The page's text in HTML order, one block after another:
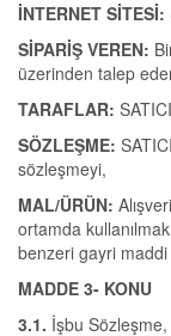
İNTERNET SİTESİ:
SİPARİŞ VEREN:
üzerinden talep
TARAFLAR:
SÖZLEŞME:
sözleşmeyi,
MAL/ÜRÜN:
ortamda
benzeri gayri maddi
MADDE 3- KONU
3.1. İşbu Sözleşme,